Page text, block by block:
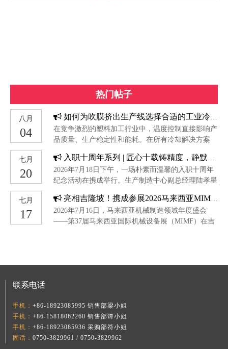
热门帖子
八月
04
如何为吹膜挤出生产线选择合适的工业冷水机组
在竞争激烈的塑料加工行业中，温度控制直接影响产
品质量、生产稳定性和能耗。在所有冷却解决方案
为关键的决策之一。与其他行业不同，吹膜挤出工艺
需要特别关注熔体温度波动、型坯稳定性以及气泡冷
却行为。本指南将介绍如何为吹膜挤出应用选择合适
的冷水机组。
七月
20
入职十周年系列 | 匠心十载铸精度，静默深耕显真章
2026年7月18日下午，一场朴素而温馨的入职十周年
纪念活动在携成举行。生产制造中心副总经理陆孝星
入职十周年的重要时刻。十年磨一剑，精度见真功徐
新瑞是生产部一部的一名铣床工。十年间，他始终坚
守在铣床前，用沉稳与专注诠释着一线工匠的责任与
中，徐新瑞的技术从不“掉链子”，经他手加工的产
七月
17
亮相吉隆坡！携成参展2026马来西亚MIMF，共探东南亚塑胶智造新机遇
2026年7月16日，马来西亚机械制造领域年度盛会
——第37届马来西亚国际机械设备展（MIMF）在吉
足马来西亚及周边市场的本地化需求。聚焦东盟核心
联系电话
手机： +86-18923085995 销售部梁小姐
手机： +86-15818062260 销售部谭小姐
手机： +86-18923085936 采购部符小姐
固话： 0750-3829961 / 0750-3829962